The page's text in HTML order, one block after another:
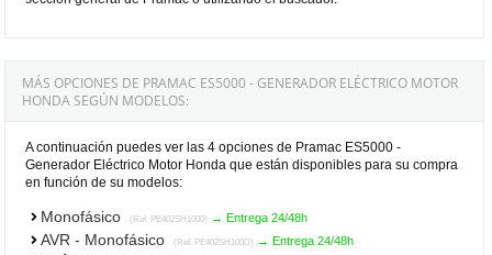
MÁS OPCIONES DE PRAMAC ES5000 - GENERADOR ELÉCTRICO MOTOR
HONDA SEGÚN MODELOS:
A continuación puedes ver las 4 opciones de Pramac ES5000 -
Generador Eléctrico Motor Honda que están disponibles para su compra
en función de su modelos:
Monofásico (Ref. PE402SH1000) → Entrega 24/48h
AVR - Monofásico (Ref. PE402SH100D) → Entrega 24/48h